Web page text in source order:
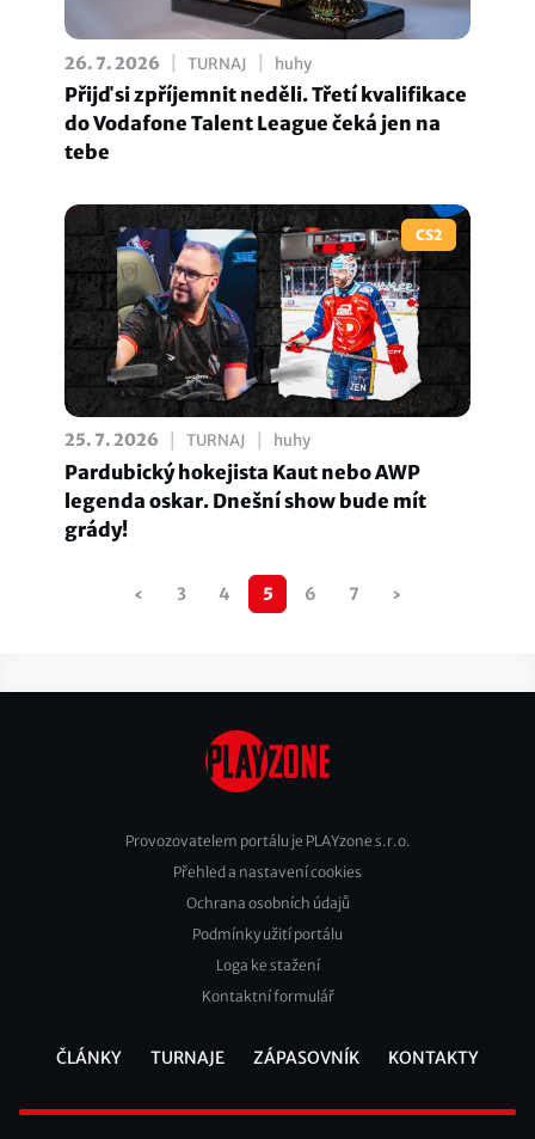
26. 7. 2026 TURNAJ huhy
Přijď si zpříjemnit neděli. Třetí kvalifikace
do Vodafone Talent League čeká jen na
tebe
CS2
25. 7. 2026 TURNAJ huhy
Pardubický hokejista Kaut nebo AWP
legenda oskar. Dnešní show bude mít
grády!
Pagination
‹ Předchozí
3 4 5 6 7 ›
Footer
Provozovatelem portálu je PLAYzone s.r.o.
Přehled a nastavení cookies
Ochrana osobních údajů
Podmínky užití portálu
Loga ke stažení
Kontaktní formulář
ČLÁNKY TURNAJE ZÁPASOVNÍK KONTAKTY